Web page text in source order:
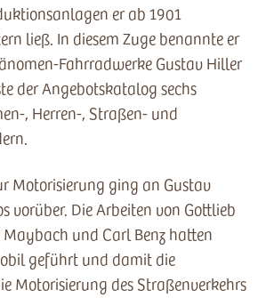
er ab 1901
ließ. In diesem Zuge benannte er
Fahrradwerke Gustav Hiller
der Angebotskatalog sechs
, Herren-, Straßen- und
Motorisierung ging an Gustav
vorüber. Die Arbeiten von Gottlieb
und Carl Benz hatten
geführt und damit die
Motorisierung des Straßenverkehrs